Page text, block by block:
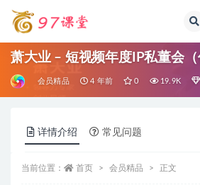
萧大业 – 短视频年度IP私董会（
会员精品 4 年前 0 19.9K
详情介绍 常见问题
当前位置： 首页 会员精品 正文